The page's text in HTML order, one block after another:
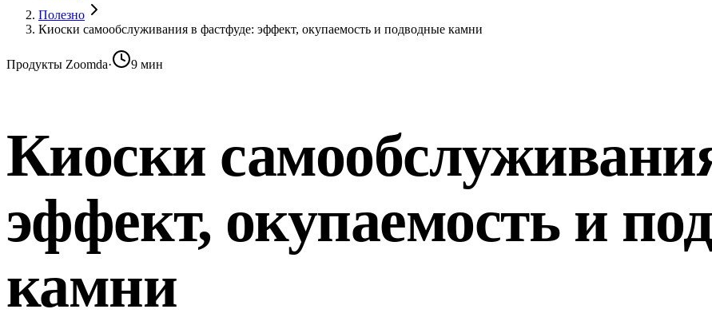
Полезно
Киоски самообслуживания в фастфуде: эффект, окупаемость и подводные камни
Продукты Zoomda· 9 мин
Киоски
эффект, окупаемость и
камни